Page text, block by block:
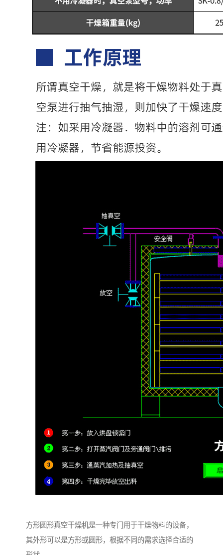
方形圆形真空干燥机是一种专门用于干燥物料的设备，
其外形可以是方形或圆形，根据不同的需求选择合适的